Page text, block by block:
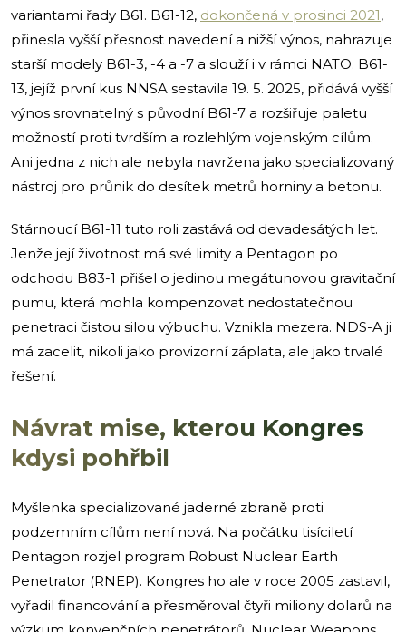
variantami řady B61. B61-12, dokončená v prosinci 2021,
přinesla vyšší přesnost navedení a nižší výnos, nahrazuje
starší modely B61-3, -4 a -7 a slouží i v rámci NATO. B61-
13, jejíž první kus NNSA sestavila 19. 5. 2025, přidává vyšší
výnos srovnatelný s původní B61-7 a rozšiřuje paletu
možností proti tvrdším a rozlehlým vojenským cílům.
Ani jedna z nich ale nebyla navržena jako specializovaný
nástroj pro průnik do desítek metrů horniny a betonu.
Stárnoucí B61-11 tuto roli zastává od devadesátých let.
Jenže její životnost má své limity a Pentagon po
odchodu B83-1 přišel o jedinou megátunovou gravitační
pumu, která mohla kompenzovat nedostatečnou
penetraci čistou silou výbuchu. Vznikla mezera. NDS-A ji
má zacelit, nikoli jako provizorní záplata, ale jako trvalé
řešení.
Návrat mise, kterou Kongres
kdysi pohřbil
Myšlenka specializované jaderné zbraně proti
podzemním cílům není nová. Na počátku tisíciletí
Pentagon rozjel program Robust Nuclear Earth
Penetrator (RNEP). Kongres ho ale v roce 2005 zastavil,
vyřadil financování a přesměroval čtyři miliony dolarů na